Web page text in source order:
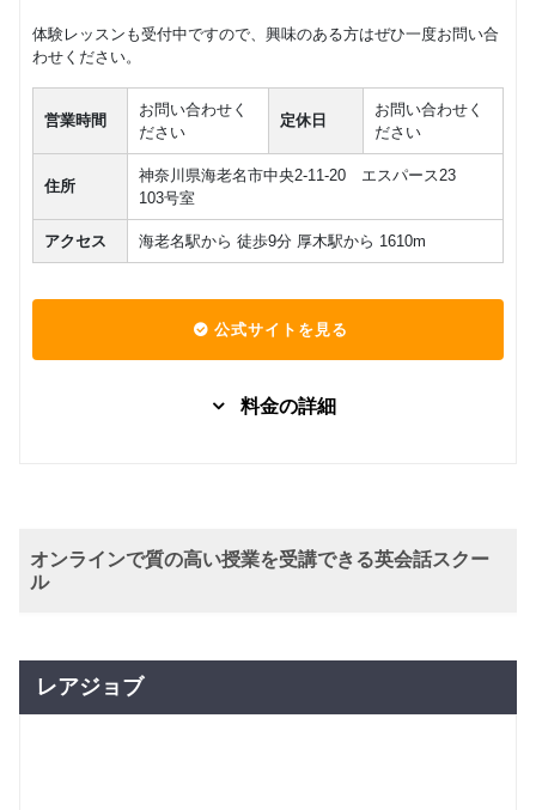
体験レッスンも受付中ですので、興味のある方はぜひ一度お問い合
わせください。
営業時間
お問い合わせく
ださい
定休日
お問い合わせく
ださい
住所
神奈川県海老名市中央2-11-20 エスパース23
103号室
アクセス 海老名駅から 徒歩9分 厚木駅から 1610m
公式サイトを見る
料金の詳細
グループレッスン 子供向け
7,700
オンラインで質の高い授業を受講できる英会話スクー
ル
レアジョブ